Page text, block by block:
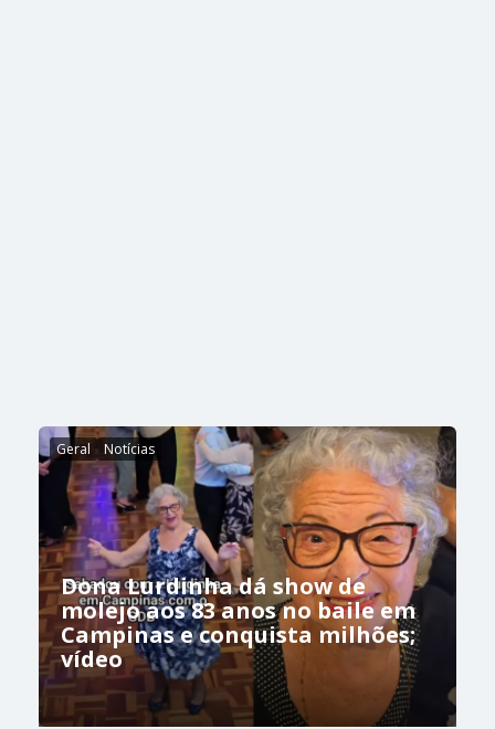
Geral Notícias
Dona Lurdinha dá show de
molejo aos 83 anos no baile em
Campinas e conquista milhões;
vídeo